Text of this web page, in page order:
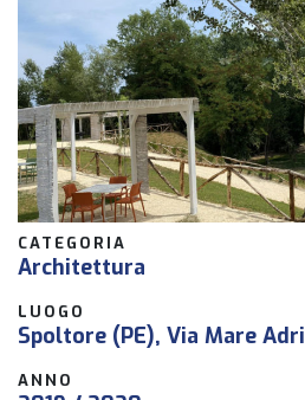
CATEGORIA
Architettura
LUOGO
Spoltore (PE), Via Mare
ANNO